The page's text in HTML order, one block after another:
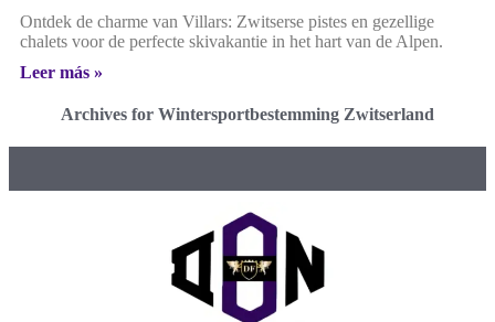
Ontdek de charme van Villars: Zwitserse pistes en gezellige
chalets voor de perfecte skivakantie in het hart van de Alpen.
Leer más »
Archives for Wintersportbestemming Zwitserland